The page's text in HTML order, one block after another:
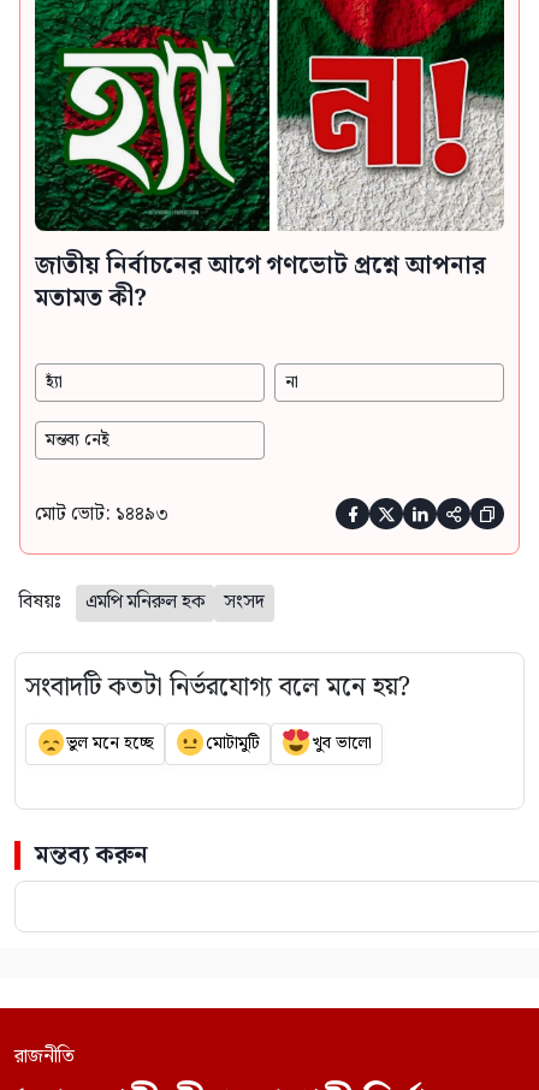
জাতীয় নির্বাচনের আগে গণভোট প্রশ্নে আপনার
মতামত কী?
হ্যাঁ না
মন্তব্য নেই
মোট ভোট: ১৪৪৯৩     
বিষয়ঃ এমপি মনিরুল হক সংসদ
সংবাদটি কতটা নির্ভরযোগ্য বলে মনে হয়?
ভুল মনে হচ্ছে মোটামুটি খুব ভালো
মন্তব্য করুন
রাজনীতি